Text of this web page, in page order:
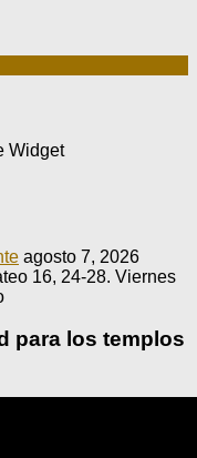
agosto 7, 2026
16, 24-28. Viernes
para los templos